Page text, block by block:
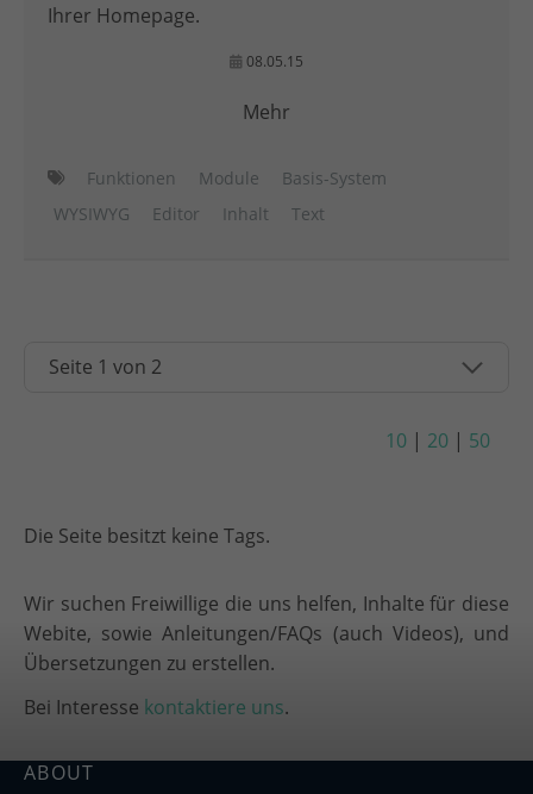
Ihrer Homepage.
08.05.15
Mehr
Funktionen Module
Basis-System
WYSIWYG
Editor Inhalt Text
10 | 20 | 50
Die Seite besitzt keine Tags.
Wir suchen Freiwillige die uns helfen, Inhalte für diese
Webite, sowie Anleitungen/FAQs (auch Videos), und
Übersetzungen zu erstellen.
Bei Interesse kontaktiere uns.
ABOUT